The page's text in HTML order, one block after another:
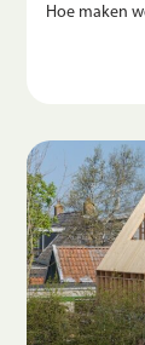
Hoe maken